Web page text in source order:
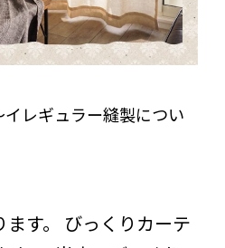
レギュラー縫製につい
す。 びっくりカーテ